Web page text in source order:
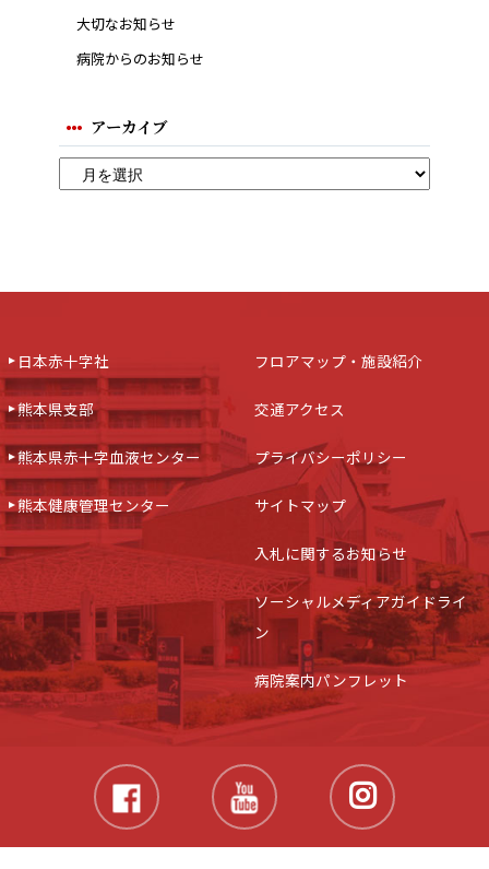
大切なお知らせ
病院からのお知らせ
アーカイブ
日本赤十字社
熊本県支部
熊本県赤十字血液センター
熊本健康管理センター
フロアマップ・施設紹介
交通アクセス
プライバシーポリシー
サイトマップ
入札に関するお知らせ
ソーシャルメディアガイドライ
ン
病院案内パンフレット